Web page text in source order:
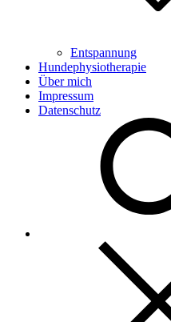
Entspannung
Hundephysiotherapie
Über mich
Impressum
Datenschutz